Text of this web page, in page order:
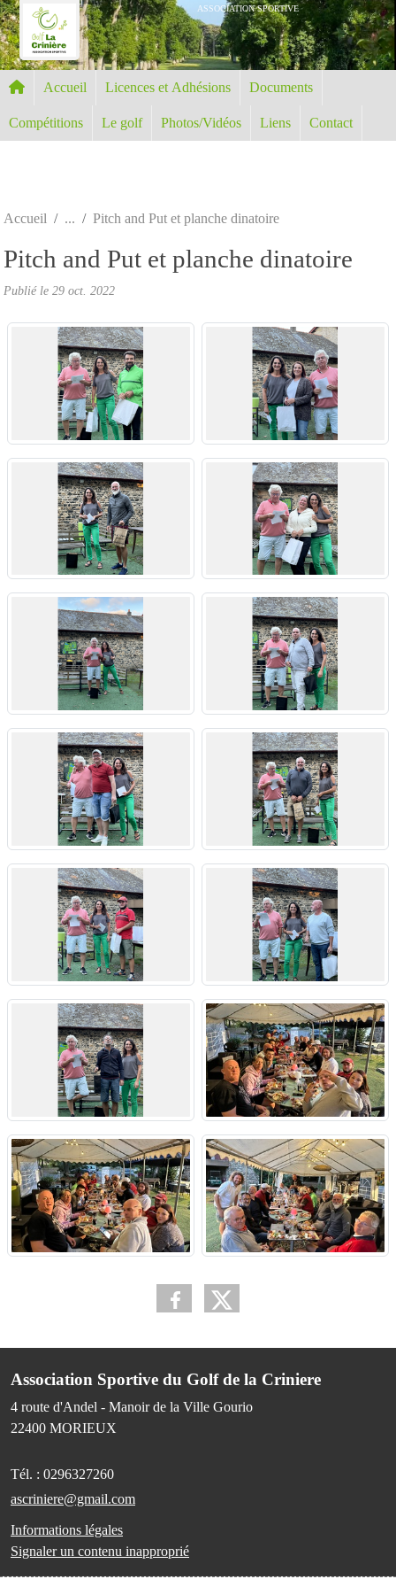
ASSOCIATION SPORTIVE
Accueil Licences et Adhésions Documents
Compétitions Le golf Photos/Vidéos Liens Contact
Accueil Pitch and Put et planche dinatoire
Pitch and Put et planche dinatoire
Publié le 29 oct. 2022
Association Sportive du Golf de la Criniere
4 route d'Andel - Manoir de la Ville Gourio
22400 MORIEUX
Tél. : 0296327260
ascriniere@gmail.com
Informations légales
Signaler un contenu inapproprié
Panneau de gestion des cookies